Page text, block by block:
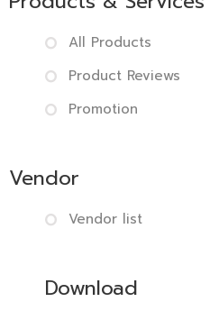
All Products
Product Reviews
Promotion
Vendor
Vendor list
Download